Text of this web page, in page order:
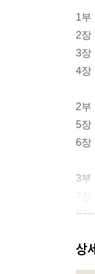
1부
2장
3장
4장
2부
5장
6장
3부
8장
4부
9장
상